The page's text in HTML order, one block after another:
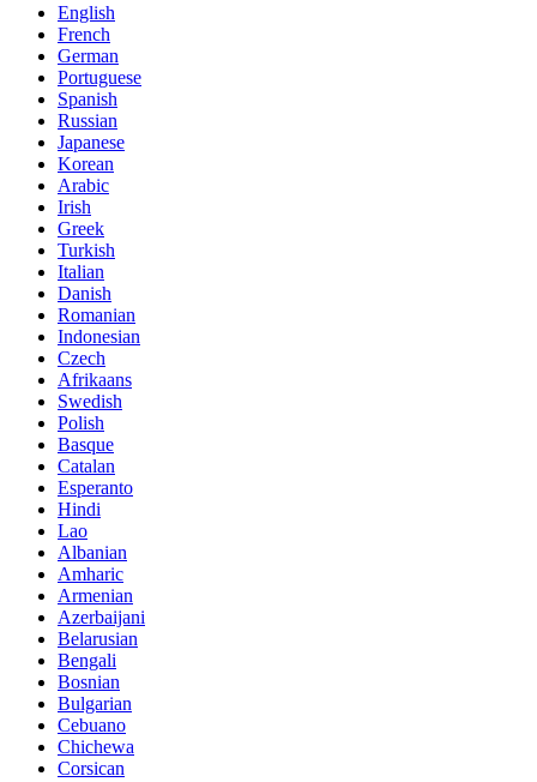
English
French
German
Portuguese
Spanish
Russian
Japanese
Korean
Arabic
Irish
Greek
Turkish
Italian
Danish
Romanian
Indonesian
Czech
Afrikaans
Swedish
Polish
Basque
Catalan
Esperanto
Hindi
Lao
Albanian
Amharic
Armenian
Azerbaijani
Belarusian
Bengali
Bosnian
Bulgarian
Cebuano
Chichewa
Corsican